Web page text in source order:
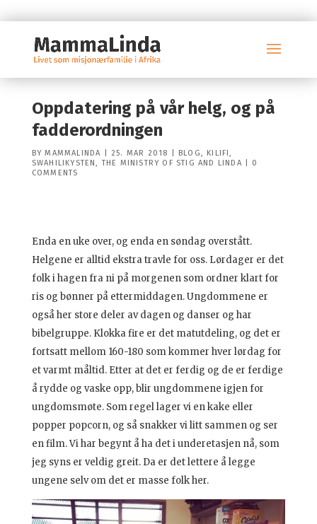
Oppdatering på vår helg, og på
fadderordningen
BYMAMMALINDA 25. MAR 2018 BLOG, KILIFI,
SWAHILIKYSTEN,THE MINISTRY OF STIG AND LINDA
0
COMMENTS
Enda en uke over, og enda en søndag overstått.
Helgene er alltid ekstra travle for oss. Lørdager er det
folk i hagen fra ni på morgenen som ordner klart for
ris og bønner på ettermiddagen. Ungdommene er
også her store deler av dagen og danser og har
bibelgruppe. Klokka fire er det matutdeling, og det er
fortsatt mellom 160-180 som kommer hver lørdag for
et varmt måltid. Etter at det er ferdig og de er ferdige
å rydde og vaske opp, blir ungdommene igjen for
ungdomsmøte. Som regel lager vi en kake eller
popper popcorn, og så snakker vi litt sammen og ser
en film. Vi har begynt å ha det i underetasjen nå, som
jeg syns er veldig greit. Da er det lettere å legge
ungene selv om det er masse folk her.